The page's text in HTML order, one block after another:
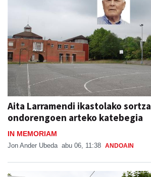
Aita Larramendi ikastolako
ondorengoen arteko katebegia
IN MEMORIAM
Jon Ander Ubeda abu 06, 11:38 ANDOAIN